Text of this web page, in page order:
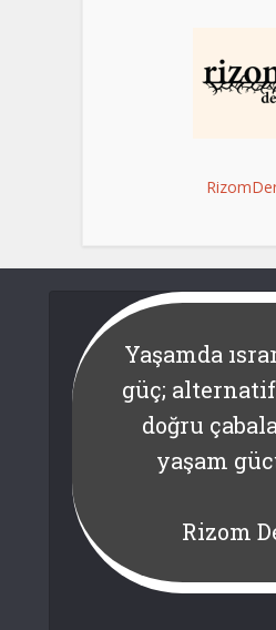
Yaşamda
güç;
doğru
yaşam
Rizom